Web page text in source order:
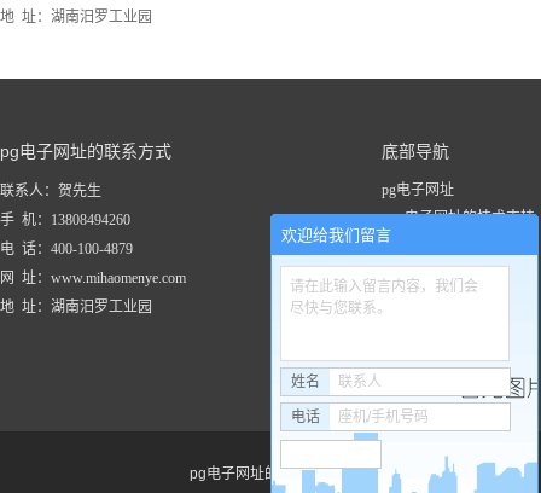
地 址：湖南汨罗工业园
pg电子网址的联系方式
联系人：贺先生
手 机：13808494260
电 话：400-100-4879
网 址：www.mihaomenye.com
地 址：湖南汨罗工业园
底部导航
pg电子网址
pg电子网址的技术支持
关于pg电子网址
工程案例
pg电子网址的友情链接：
欢迎给我们留言
请在此输入留言内容，我们会
尽快与您联系。
姓名 联系人
电话 座机/手机号码